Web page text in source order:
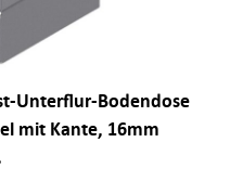
Unterflur-Bodendose
mit Kante, 16mm